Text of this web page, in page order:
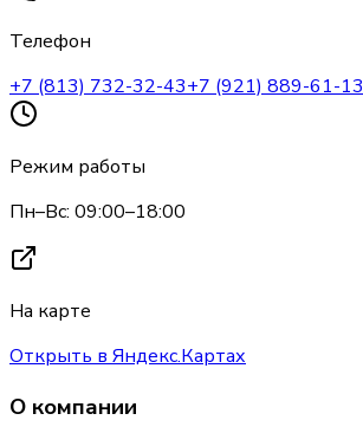
Телефон
+7 (813) 732-32-43+7 (921) 889-61-13
Режим работы
Пн–Вс: 09:00–18:00
На карте
Открыть в Яндекс.Картах
О компании